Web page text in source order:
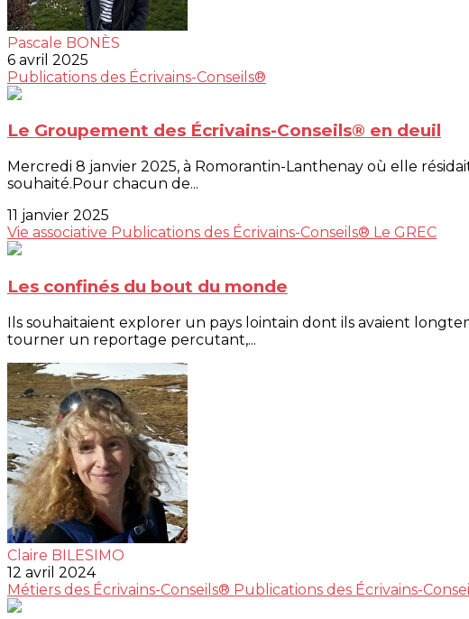
Pascale BONÈS
6 avril 2025
Publications des Écrivains-Conseils®
Le Groupement des Écrivains-Conseils® en deuil
Mercredi 8 janvier 2025, à Romorantin-Lanthenay où elle
souhaité.Pour chacun de...
11 janvier 2025
Vie associative Publications des Écrivains-Conseils® Le GREC
Les confinés du bout du monde
Ils souhaitaient explorer un pays lointain dont ils avaient
tourner un reportage percutant,...
Claire BILESIMO
12 avril 2024
Métiers des Écrivains-Conseils® Publications des Écrivains-